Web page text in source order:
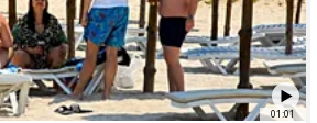
01:01